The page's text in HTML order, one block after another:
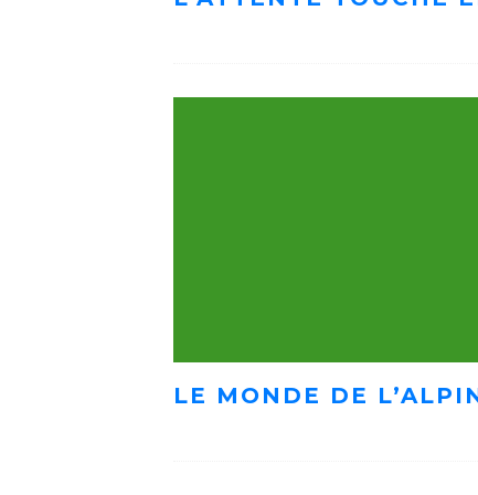
LE MONDE DE